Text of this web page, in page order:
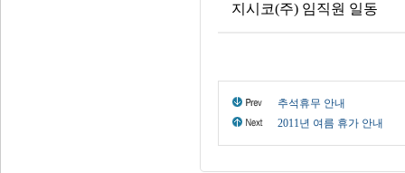
지시코(주) 임직원 일동
추석휴무 안내
2011년 여름 휴가 안내